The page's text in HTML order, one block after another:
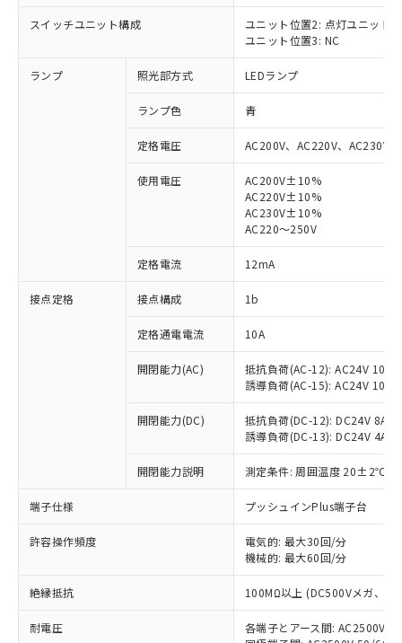
スイッチユニット構成
ユニット位置2: 点灯ユニット
ユニット位置3: NC
ランプ 照光部方式 LEDランプ
ランプ色 青
定格電圧 AC200V、AC220V、AC230V
使用電圧
AC200V±10%
AC220V±10%
AC230V±10%
AC220～250V
定格電流 12mA
接点定格 接点構成 1b
定格通電電流 10A
開閉能力(AC)
抵抗負荷(AC-12): AC24V 10A/
誘導負荷(AC-15): AC24V
開閉能力(DC)
抵抗負荷(DC-12): DC24V 8A/
誘導負荷(DC-13): DC24V 4A/
開閉能力説明 測定条件: 周囲温度 20±2℃、
端子仕様 プッシュインPlus端子台
許容操作頻度
電気的: 最大30回/分
機械的: 最大60回/分
絶縁抵抗 100MΩ以上 (DC500Vメガ、点
耐電圧
各端子とアース間: AC2500V
ご利用条件
以下の条件をお読みいただき、同意のうえ
本サービスは、当社制御機器事業取扱
商品の当社在庫状況および標準価格
(税抜)を提供させていただくもので
当社制御機器事業取扱商品の中には、
本サービスの対象外となる商品もある
ことをご了承ください。
在庫状況および標準価格照会結果は、
記載している更新日時点での社内デー
タに基づき作成されるものであり、閲
準価格とは異なる場合があることをご
対応済み：EU RoHS指令（10物質）の
非含有に対応した製品が提供可能な商品で
対応予定：EU RoHS指令（10物質）の非含
有に対応した製品に切り替える予定のある
対応予定なし：EU RoHS指令（10物質）の
非含有に非対応の商品で、対応品を出す予
調査・確認中：EU RoHS指令（10物質）の
非含有の対応状況を調査中または確認中の
非該当品：ライセンス料など無形物で、有
害物質有無と関係のない商品です。
仕入先様の事情により、非含有部品として
いたものが、含有品と判明した場合などや
むを得ず変更することがあります。
*EU RoHS指令（10物質）：
鉛(Pb) 1000ppm以下、 水銀(Hg) 1000ppm以下、 カド
六価クロム(Cr(Ⅵ)) 1000ppm以下、ポリ臭化ビフェニル
「○」：最大均質材料含有率が中国RoHSの
基準値以下であることを示します。
「×」：最大均質材料含有率が中国RoHSの
基準値を超えていることを示します。
「－」：未確認です。当社販売部門へお問
当社は、これら貴社製品のうち、外国
為替および外国貿易法に定める商品
（以下｢規制貨物等」という）を輸出
または国外への提供する場合は、日本
国政府の輸出許可(または役務取引許
可)を取得するなどの必要な手続きを